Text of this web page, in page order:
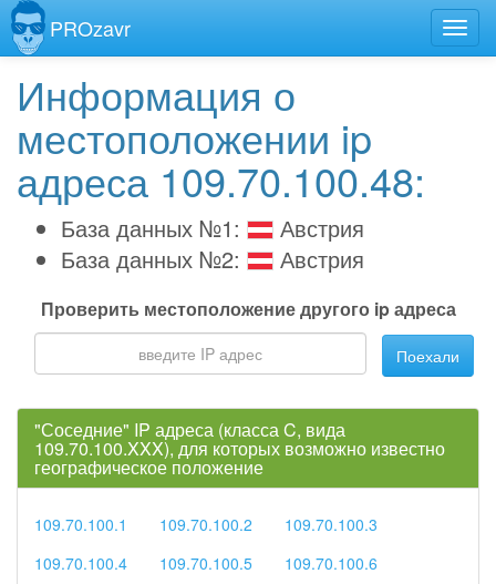
PROzavr
Информация о
местоположении ip
адреса 109.70.100.48:
База данных №1:
Австрия
База данных №2:
Австрия
Проверить местоположение другого ip адреса
Поехали
"Соседние" IP адреса (класса C, вида
109.70.100.XXX), для которых возможно известно
географическое положение
109.70.100.1 109.70.100.2
109.70.100.3
109.70.100.4
109.70.100.5
109.70.100.6